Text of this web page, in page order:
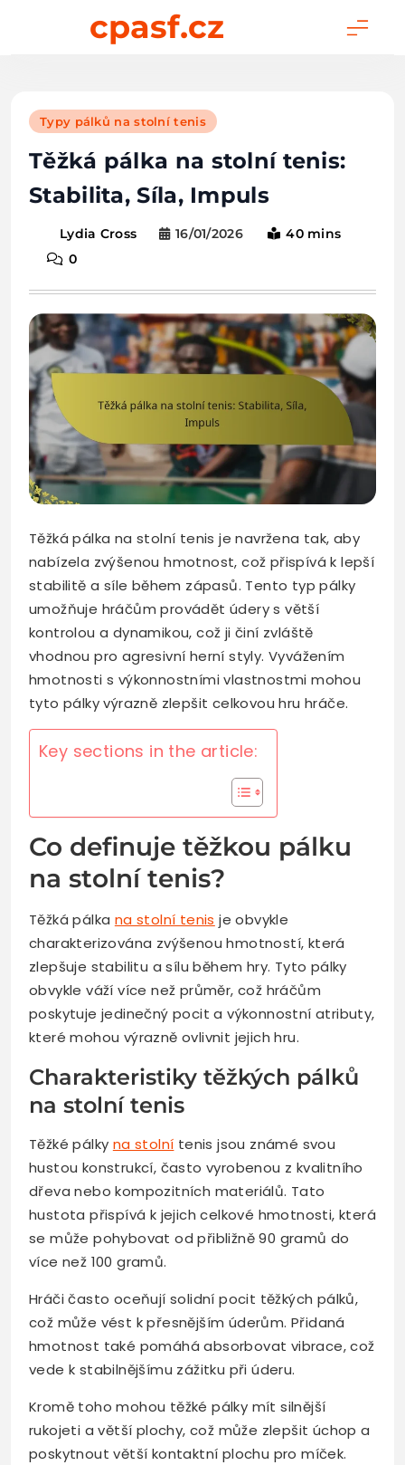
cpasf.cz
Typy pálků na stolní tenis
Těžká pálka na stolní tenis:
Stabilita, Síla, Impuls
Lydia Cross 16/01/2026
40 mins
0
Těžká pálka na stolní tenis je navržena tak, aby
nabízela zvýšenou hmotnost, což přispívá k lepší
stabilitě a síle během zápasů. Tento typ pálky
umožňuje hráčům provádět údery s větší
kontrolou a dynamikou, což ji činí zvláště
vhodnou pro agresivní herní styly. Vyvážením
hmotnosti s výkonnostními vlastnostmi mohou
tyto pálky výrazně zlepšit celkovou hru hráče.
Key sections in the article:
Co definuje těžkou pálku
na stolní tenis?
Těžká pálka na stolní tenis je obvykle
charakterizována zvýšenou hmotností, která
zlepšuje stabilitu a sílu během hry. Tyto pálky
obvykle váží více než průměr, což hráčům
poskytuje jedinečný pocit a výkonnostní atributy,
které mohou výrazně ovlivnit jejich hru.
Charakteristiky těžkých pálků
na stolní tenis
Těžké pálky na stolní tenis jsou známé svou
hustou konstrukcí, často vyrobenou z kvalitního
dřeva nebo kompozitních materiálů. Tato
hustota přispívá k jejich celkové hmotnosti, která
se může pohybovat od přibližně 90 gramů do
více než 100 gramů.
Hráči často oceňují solidní pocit těžkých pálků,
což může vést k přesnějším úderům. Přidaná
hmotnost také pomáhá absorbovat vibrace, což
vede k stabilnějšímu zážitku při úderu.
Kromě toho mohou těžké pálky mít silnější
rukojeti a větší plochy, což může zlepšit úchop a
poskytnout větší kontaktní plochu pro míček.